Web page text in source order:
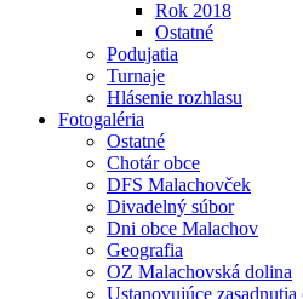
Rok 2018
Ostatné
Podujatia
Turnaje
Hlásenie rozhlasu
Fotogaléria
Ostatné
Chotár obce
DFS Malachovček
Divadelný súbor
Dni obce Malachov
Geografia
OZ Malachovská dolina
Ustanovujúce